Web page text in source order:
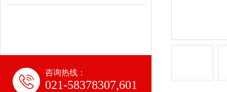
咨询热线：
021-58378307,601